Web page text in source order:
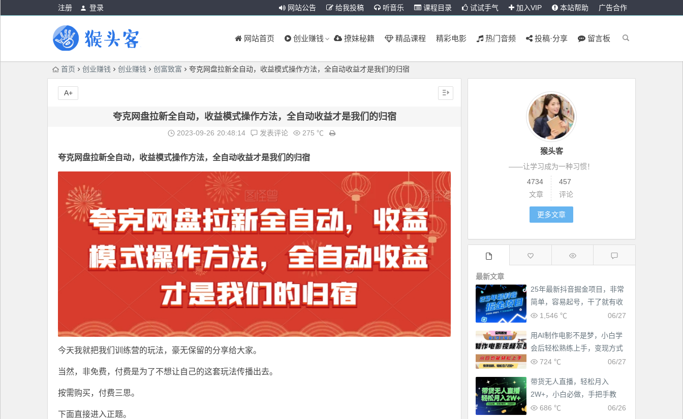
注册 登录 网站公告 给我投稿 听音乐 课程目录 试试手气 加入VIP 本站帮助 广告合作
网站首页 创业赚钱 撩妹秘籍 精品课程 精彩电影 热门音频 投稿·分享 留言板
首页 创业赚钱 创业赚钱 创富致富 夸克网盘拉新全自动，收益模式操作方法，全自动收益才是我们的归宿
夸克网盘拉新全自动，收益模式操作方法，全自动收益才是我们的归宿
2023-09-26 20:48:14 发表评论 275 ℃
夸克网盘拉新全自动，收益模式操作方法，全自动收益才是我们的归宿
今天我就把我们训练营的玩法，豪无保留的分享给大家。
当然，非免费，付费是为了不想让自己的这套玩法传播出去。
按需购买，付费三思。
下面直接进入正题。
A+
猴头客
——让学习成为一种习惯！
4734
文章
457
评论
更多文章
最新文章
25年最新抖音掘金项目，非常
简单，容易起号，干了就有收
益那种
06/27
1,546 ℃
用AI制作电影不是梦，小白学
会后轻松熟练上手，变现方式
多样，日入2张+
06/27
724 ℃
带货无人直播，轻松月入
2W+，小白必做，手把手教
学，无脑操作(附学习资料)06/26
686 ℃